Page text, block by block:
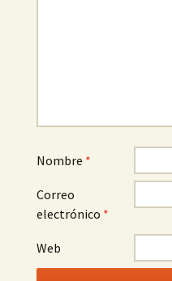
Nombre *
Correo
electrónico *
Web